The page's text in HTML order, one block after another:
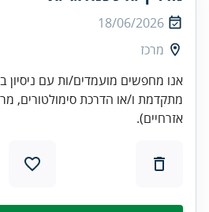
18/06/2026
מרכז
אנו מחפשים מועמדים/ות עם ניסיון
מתקדמת ו/או הדרכת סימולטורים,
אזרחיים).